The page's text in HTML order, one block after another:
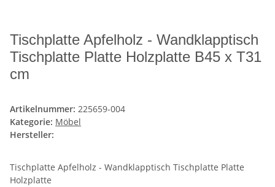
Tischplatte Apfelholz - Wandklapptisch
Tischplatte Platte Holzplatte B45 x T31
cm
Artikelnummer: 225659-004
Kategorie: Möbel
Hersteller:
Tischplatte Apfelholz - Wandklapptisch Tischplatte Platte
Holzplatte